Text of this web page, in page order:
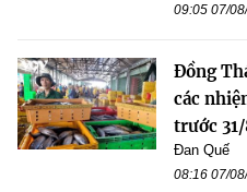
09:05 07/
Đồng
các
trước
Đan Quế
08:16 07/